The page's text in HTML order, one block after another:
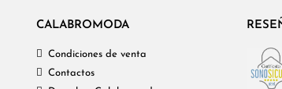
CALABROMODA
Condiciones de venta
Contactos